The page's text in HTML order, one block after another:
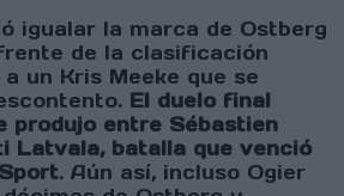
igualar la marca de Ostberg
de la clasificación
un Kris Meeke que se
El duelo final
produjo entre Sébastien
Latvala, batalla que venció
. Aún así, incluso Ogier